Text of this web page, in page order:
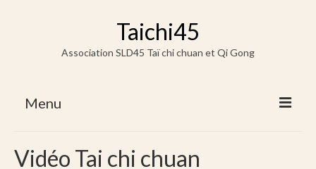
Taichi45
Association SLD45 Taï chi chuan et Qi Gong
Menu
Vidéo Tai chi chuan